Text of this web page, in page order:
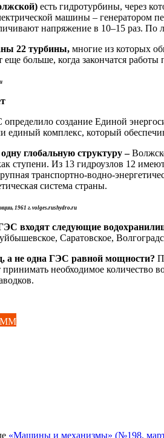
есть гидротурбины, через
машины – генератором
напряжение в 10–15 раз.
22 турбины, многие из которых
еще больше, когда закончатся
создание Единой
комплекс, который
глобальную структуру –
ступени. Из 13 гидроузлов 12
транспортно-водно-
система страны.
1961 г. volges.rushydro.ru
входят следующие
Саратовское,
а не одна ГЭС равной мощности?
принимать необходимое
ММ
«Машины и механизмы» (№198,